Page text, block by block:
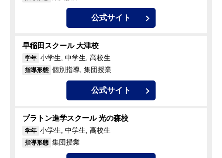
公式サイト
早稲田スクール 大津校
学年 小学生, 中学生, 高校生
指導形態 個別指導, 集団授業
公式サイト
プラトン進学スクール 光の森校
学年 小学生, 中学生, 高校生
指導形態 集団授業